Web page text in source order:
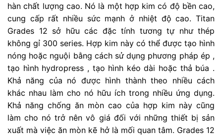
hàn chất lượng cao. Nó là một hợp kim có độ bền cao,
cung cấp rất nhiều sức mạnh ở nhiệt độ cao. Titan
Grades 12 sở hữu các đặc tính tương tự như thép
không gỉ 300 series. Hợp kim này có thể được tạo hình
nóng hoặc nguội bằng cách sử dụng phương pháp ép ,
tạo hình hydropress , tạo hình kéo dài hoặc thả búa .
Khả năng của nó được hình thành theo nhiều cách
khác nhau làm cho nó hữu ích trong nhiều ứng dụng.
Khả năng chống ăn mòn cao của hợp kim này cũng
làm cho nó trở nên vô giá đối với những thiết bị sản
xuất mà việc ăn mòn kẽ hở là mối quan tâm. Grades 12